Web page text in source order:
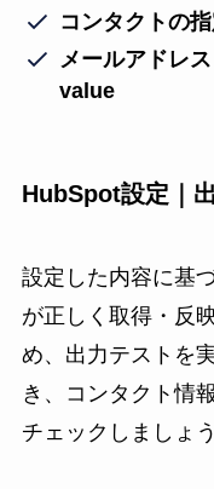
コンタクトの
メールアドレ
value
HubSpot設定｜
設定した内容に基
が正しく取得・反
め、出力テストを
き、コンタクト情
チェックしましょう